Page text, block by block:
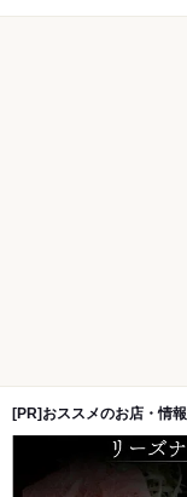
[PR]おススメのお店・情報